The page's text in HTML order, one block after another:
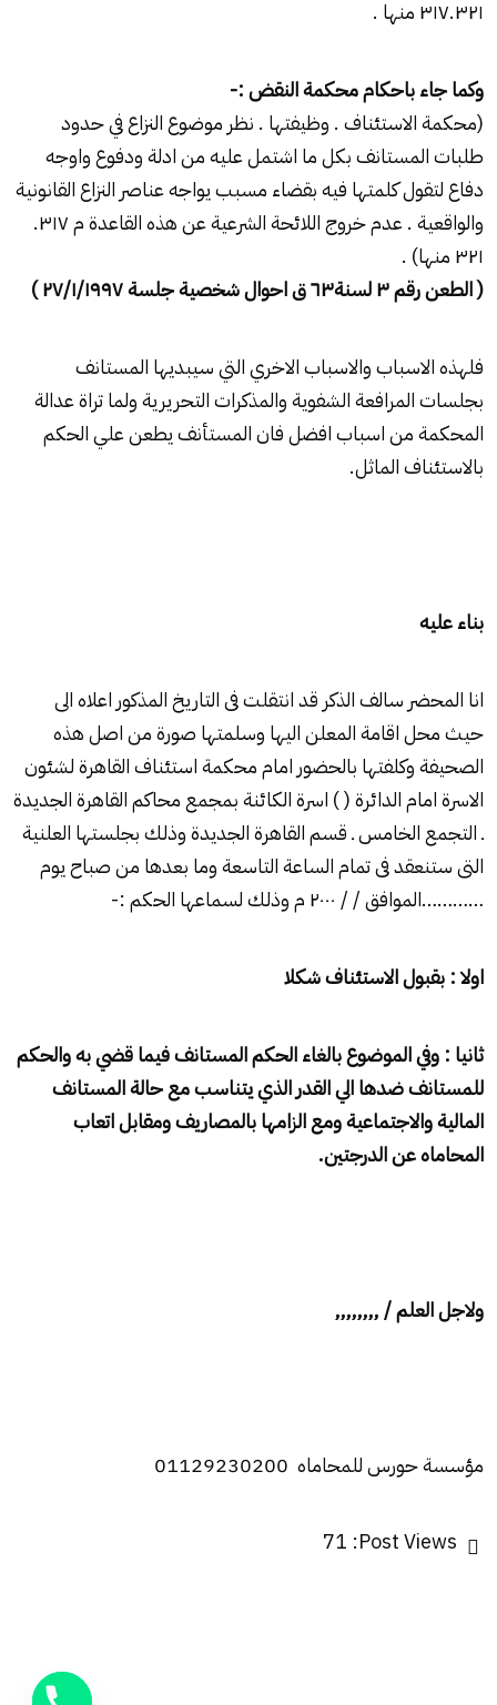
۳۱۷.۳۲۱ منها .
وكما جاء باحكام محكمة النقض :-
(محكمة الاستئناف . وظيفتها . نظر موضوع النزاع في حدود
طلبات المستانف بكل ما اشتمل عليه من ادلة ودفوع واوجه
دفاع لتقول كلمتها فيه بقضاء مسبب يواجه عناصر النزاع القانونية
والواقعية . عدم خروج اللائحة الشرعية عن هذه القاعدة م ۳۱۷.
۳۲۱ منها) .
( الطعن رقم۳لسنة٦۳ ق احوال شخصية جلسة۲۷/۱/۱۹۹۷ )
فلهذه الاسباب والاسباب الاخري التي سيبديها المستانف
بجلسات المرافعة الشفوية والمذكرات التحريرية ولما تراة عدالة
المحكمة من اسباب افضل فان المستأنف يطعن علي الحكم
بالاستئناف الماثل.
بناء عليه
انا المحضر سالف الذكر قد انتقلت فى التاريخ المذكور اعلاه الى
حيث محل اقامة المعلن اليها وسلمتها صورة من اصل هذه
الصحيفة وكلفتها بالحضور امام محكمة استئناف القاهرة لشئون
الاسرة امام الدائرة ( ) اسرة الكائنة بمجمع محاكم القاهرة الجديدة
ـ التجمع الخامس ـ قسم القاهرة الجديدة وذلك بجلستها العلنية
التى ستنعقد فى تمام الساعة التاسعة وما بعدها من صباح يوم
…………الموافق / / ۲۰۰۰ م وذلك لسماعها الحكم :-
اولا : بقبول الاستئناف شكلا
ثانيا : وفي الموضوع بالغاء الحكم المستانف فيما قضي به والحكم
للمستانف ضدها الي القدر الذي يتناسب مع حالة المستانف
المالية والاجتماعية ومع الزامها بالمصاريف ومقابل اتعاب
المحاماه عن الدرجتين.
ولاجل العلم / ,,,,,,,,
مؤسسة حورس للمحاماه 01129230200
Post Views:
71